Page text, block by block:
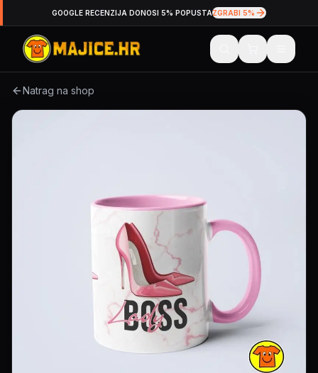
GOOGLE RECENZIJA DONOSI 5% POPUSTAZGRABI 5%
Natrag na shop